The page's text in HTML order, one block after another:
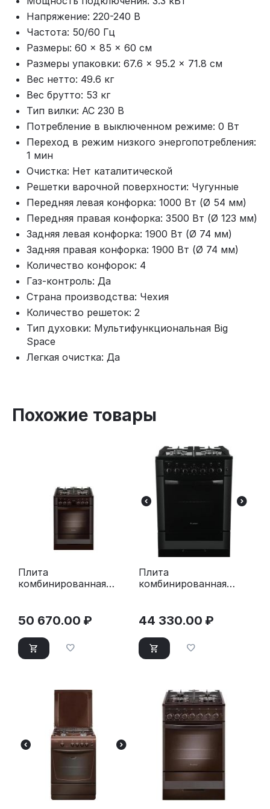
Напряжение: 220-240 В
Частота: 50/60 Гц
Размеры: 60 × 85 × 60 см
Размеры упаковки: 67.6 × 95.2 × 71.8 см
Вес нетто: 49.6 кг
Вес брутто: 53 кг
Тип вилки: AC 230 В
Потребление в выключенном режиме: 0 Вт
Переход в режим низкого энергопотребления:
1 мин
Очистка: Нет каталитической
Решетки варочной поверхности: Чугунные
Передняя левая конфорка: 1000 Вт (Ø 54 мм)
Передняя правая конфорка: 3500 Вт (Ø 123 мм)
Задняя левая конфорка: 1900 Вт (Ø 74 мм)
Задняя правая конфорка: 1900 Вт (Ø 74 мм)
Количество конфорок: 4
Газ-контроль: Да
Страна производства: Чехия
Количество решеток: 2
Тип духовки: Мультифункциональная Big
Space
Легкая очистка: Да
Похожие товары
Плита
комбинированная
50 670.00 ₽
Плита
комбинированная
44 330.00 ₽